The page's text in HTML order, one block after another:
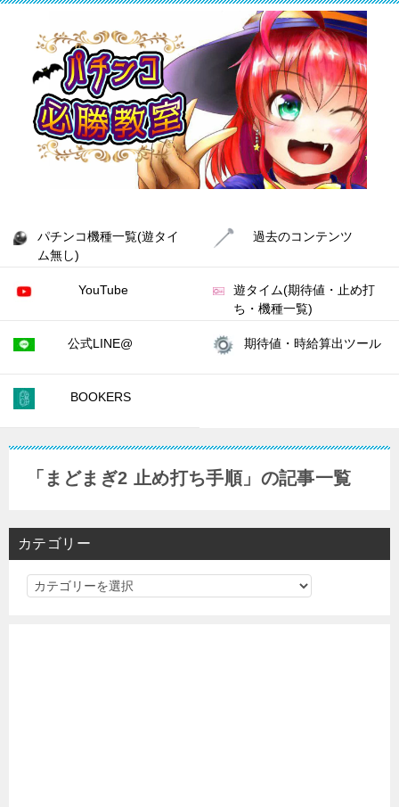
パチンコ機種一覧(遊タイ
ム無し)
過去のコンテンツ
YouTube
遊タイム(期待値・止め打
ち・機種一覧)
公式LINE@ 期待値・時給算出ツール
BOOKERS
「まどまぎ2 止め打ち手順」の記事一覧
カテゴリー
カ